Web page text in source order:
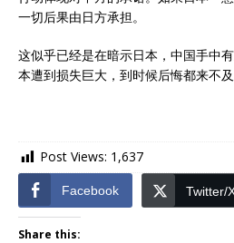
一切后果由日方承担。
这似乎已经是在暗示日本，中国手中
本遭到损失巨大，到时候后悔都来不及
Post Views: 1,637
Facebook Twitter/
Share this: